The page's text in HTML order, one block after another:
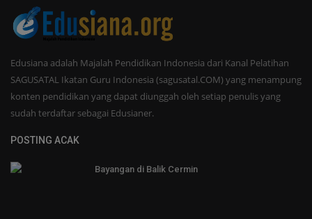
Edusiana adalah Majalah Pendidikan Indonesia dari Kanal Pelatihan
SAGUSATAL Ikatan Guru Indonesia (sagusatal.COM) yang menampung
konten pendidikan yang dapat diunggah oleh setiap penulis yang
sudah terdaftar sebagai Edusianer.
POSTING ACAK
Bayangan di Balik Cermin